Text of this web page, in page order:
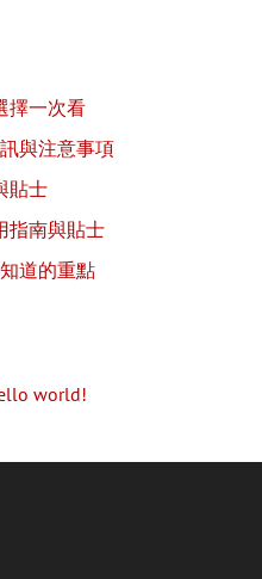
擇一次看
與注意事項
貼士
指南與貼士
道的重點
world!